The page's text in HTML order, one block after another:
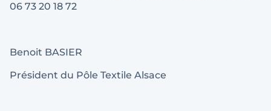
06 73 20 18 72
Benoit BASIER
Président du Pôle Textile Alsace